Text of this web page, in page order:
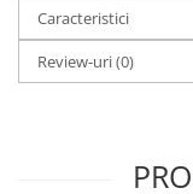
Caracteristici
Review-uri(0)